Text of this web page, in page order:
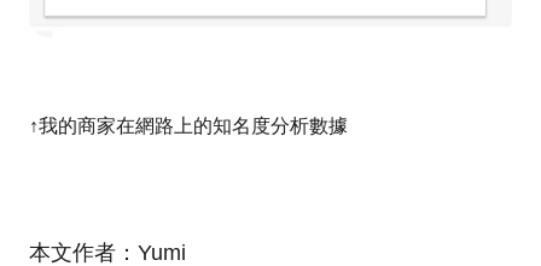
↑我的商家在網路上的知名度分析數據
本文作者：Yumi